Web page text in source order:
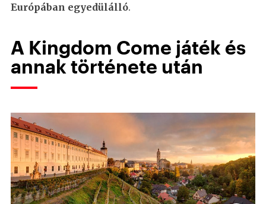
Európában egyedülálló.
A Kingdom Come játék és
annak története után